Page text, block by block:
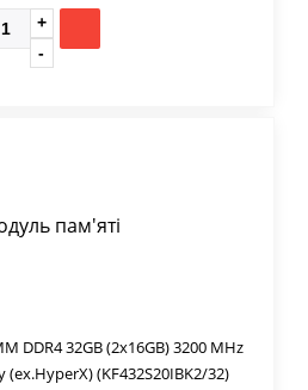
DDR4 32GB (2x16GB) 3200 MHz
(KF432S20IBK2/32)